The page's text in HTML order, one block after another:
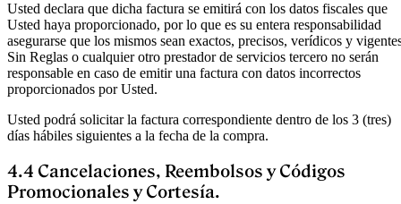
Usted declara que dicha factura se emitirá con los datos fiscales que
Usted haya proporcionado, por lo que es su entera responsabilidad
asegurarse que los mismos sean exactos, precisos, verídicos y
Sin Reglas o cualquier otro prestador de servicios tercero no serán
responsable en caso de emitir una factura con datos incorrectos
proporcionados por Usted.
Usted podrá solicitar la factura correspondiente dentro de los 3 (tres)
días hábiles siguientes a la fecha de la compra.
4.4 Cancelaciones, Reembolsos y Códigos
Promocionales y Cortesía.